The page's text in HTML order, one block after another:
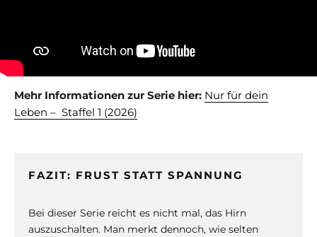
Mehr Informationen zur Serie hier: Nur für dein
Leben – Staffel 1 (2026)
FAZIT: FRUST STATT SPANNUNG
Bei dieser Serie reicht es nicht mal, das Hirn
auszuschalten. Man merkt dennoch, wie selten